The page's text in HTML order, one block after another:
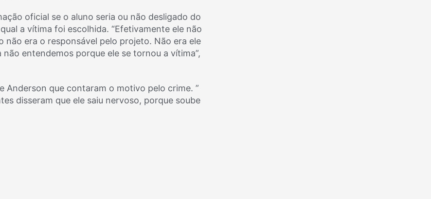
oficial se o aluno seria ou não desligado do
a vítima foi escolhida. “Efetivamente ele não
era o responsável pelo projeto. Não era ele
entendemos porque ele se tornou a vítima”,
Anderson que contaram o motivo pelo crime. ”
disseram que ele saiu nervoso, porque soube